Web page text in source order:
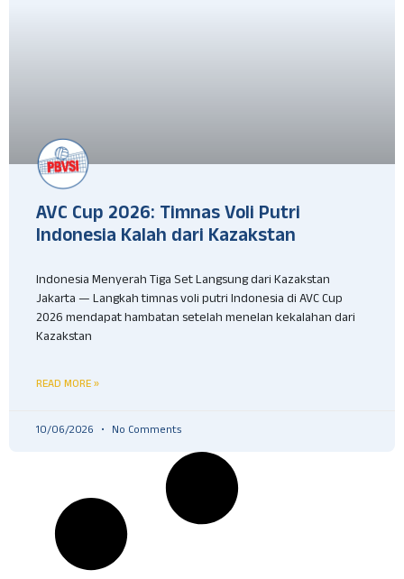
AVC Cup 2026: Timnas Voli Putri
Indonesia Kalah dari Kazakstan
Indonesia Menyerah Tiga Set Langsung dari Kazakstan
Jakarta — Langkah timnas voli putri Indonesia di AVC Cup
2026 mendapat hambatan setelah menelan kekalahan dari
Kazakstan
READ MORE »
10/06/2026 No Comments